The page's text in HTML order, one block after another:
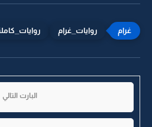
روايات_غرام
البارت التالي